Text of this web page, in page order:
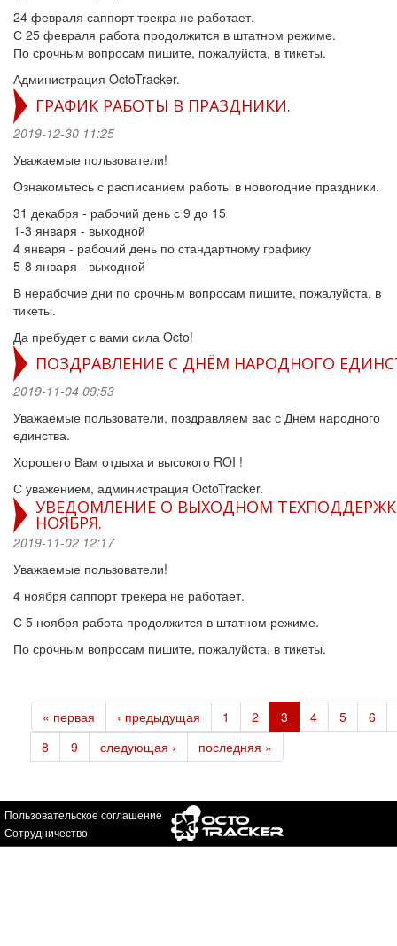
24 февраля саппорт трекра не работает.
С 25 февраля работа продолжится в штатном режиме.
По срочным вопросам пишите, пожалуйста, в тикеты.
Администрация OctoTracker.
ГРАФИК РАБОТЫ В ПРАЗДНИКИ.
2019-12-30 11:25
Уважаемые пользователи!
Ознакомьтесь с расписанием работы в новогодние праздники.
31 декабря - рабочий день с 9 до 15
1-3 января - выходной
4 января - рабочий день по стандартному графику
5-8 января - выходной
В нерабочие дни по срочным вопросам пишите, пожалуйста, в
тикеты.
Да пребудет с вами сила Octo!
ПОЗДРАВЛЕНИЕ С ДНЁМ НАРОДНОГО
2019-11-04 09:53
Уважаемые пользователи, поздравляем вас с Днём народного
единства.
Хорошего Вам отдыха и высокого ROI !
С уважением, администрация OctoTracker.
УВЕДОМЛЕНИЕ О ВЫХОДНОМ
НОЯБРЯ.
2019-11-02 12:17
Уважаемые пользователи!
4 ноября саппорт трекера не работает.
С 5 ноября работа продолжится в штатном режиме.
По срочным вопросам пишите, пожалуйста, в тикеты.
« первая ‹ предыдущая 1 2 3 4 5
6
8
9 следующая › последняя »
Пользовательское соглашение
Сотрудничество